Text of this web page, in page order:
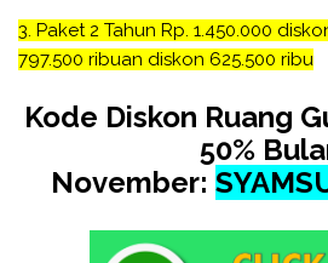
3. Paket 2 Tahun Rp. 1.450.000
797.500 ribuan diskon 625.500 ribu
Kode Diskon Ruang
50%
November: